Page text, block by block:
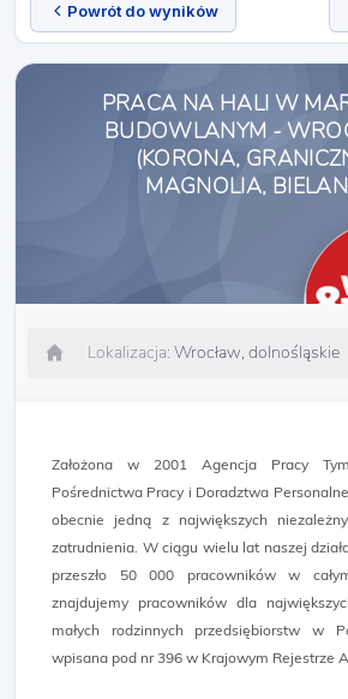
Powrót do wyników
PRACA NA HALI W
BUDOWLANYM -
(KORONA,
MAGNOLIA,
Lokalizacja: Wrocław, dolnośląskie
Założona w 2001 Agencja Pracy
Pośrednictwa Pracy i Doradztwa
obecnie jedną z największych
zatrudnienia. W ciągu wielu lat naszej
przeszło 50 000 pracowników w
znajdujemy pracowników dla
małych rodzinnych przedsiębiorstw w
wpisana pod nr 396 w Krajowym Rejestrze